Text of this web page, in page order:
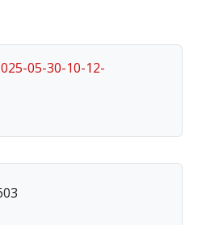
05-30-10-12-